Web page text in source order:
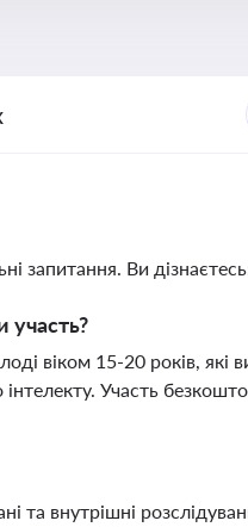
запитання. Ви
участь?
віком 15-20 років, які
Участь
та внутрішні